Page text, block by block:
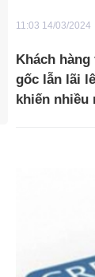
11:03 14/03/2024
Khách
gốc lẫn lãi
khiến